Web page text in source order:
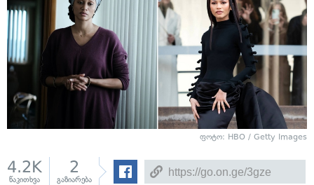
ფოტო: HBO / Getty Images
4.2K
წაკითხვა
2
გაზიარება